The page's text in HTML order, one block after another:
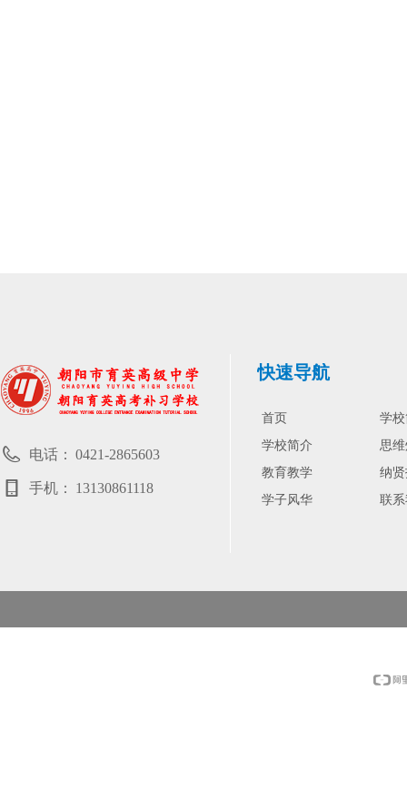
快速导航
首页
学校简介
教育教学
学子风华
学
思
纳
联
电话： 0421-2865603
手机： 13130861118